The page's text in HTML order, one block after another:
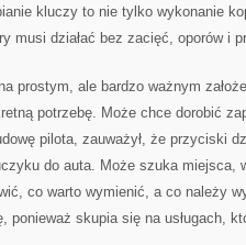
kluczy to nie tylko wykonanie
musi działać bez zacięć, oporów i
prostym, ale bardzo ważnym
potrzebę. Może chce dorobić
pilota, zauważył, że przyciski
do auta. Może szuka miejsca,
co warto wymienić, a co należy
ponieważ skupia się na usługach,